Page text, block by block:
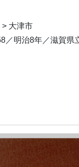
> 大津市
／明治8年／滋賀県